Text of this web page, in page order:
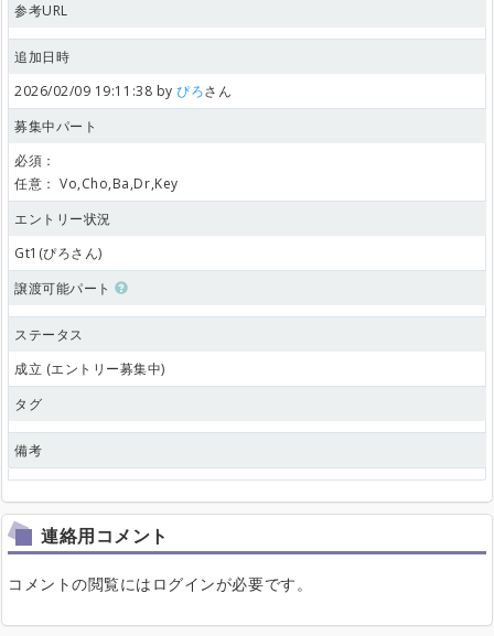
参考URL
追加日時
2026/02/09 19:11:38 byぴろさん
募集中パート
必須：
任意： Vo,Cho,Ba,Dr,Key
エントリー状況
Gt1(ぴろさん)
譲渡可能パート
ステータス
成立 (エントリー募集中)
タグ
備考
連絡用コメント
コメントの閲覧にはログインが必要です。